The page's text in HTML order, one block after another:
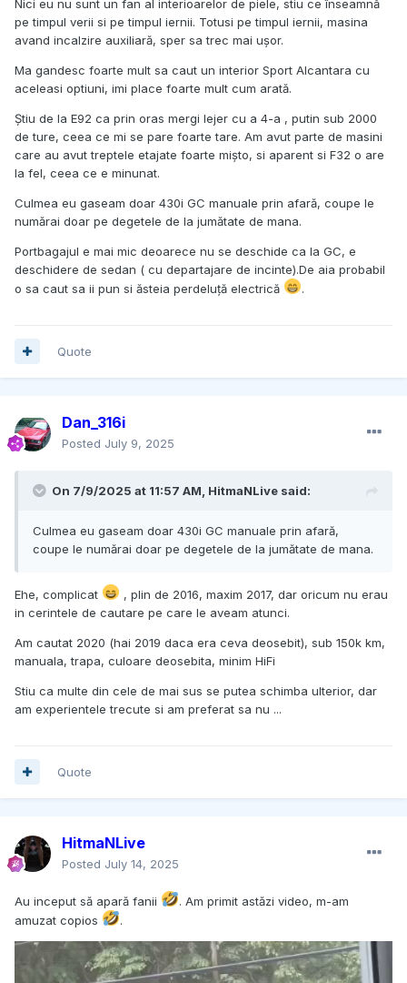
Nici eu nu sunt un fan al interioarelor de piele, stiu ce înseamnă
pe timpul verii si pe timpul iernii. Totusi pe timpul iernii, masina
avand incalzire auxiliară, sper sa trec mai ușor.
Ma gandesc foarte mult sa caut un interior Sport Alcantara cu
aceleasi optiuni, imi place foarte mult cum arată.
Știu de la E92 ca prin oras mergi lejer cu a 4-a , putin sub 2000
de ture, ceea ce mi se pare foarte tare. Am avut parte de masini
care au avut treptele etajate foarte mișto, si aparent si F32 o are
la fel, ceea ce e minunat.
Culmea eu gaseam doar 430i GC manuale prin afară, coupe le
numărai doar pe degetele de la jumătate de mana.
Portbagajul e mai mic deoarece nu se deschide ca la GC, e
deschidere de sedan ( cu departajare de incinte).De aia probabil
o sa caut sa ii pun si ăsteia perdeluță electrică
.
Quote
Dan_316i
Posted July 9, 2025
On 7/9/2025 at 11:57 AM, HitmaNLive said:
Culmea eu gaseam doar 430i GC manuale prin afară,
coupe le numărai doar pe degetele de la jumătate de mana.
Ehe, complicat
, plin de 2016, maxim 2017, dar oricum nu erau
in cerintele de cautare pe care le aveam atunci.
Am cautat 2020 (hai 2019 daca era ceva deosebit), sub 150k km,
manuala, trapa, culoare deosebita, minim HiFi
Stiu ca multe din cele de mai sus se putea schimba ulterior, dar
am experientele trecute si am preferat sa nu ...
Quote
HitmaNLive
Posted July 14, 2025
Au inceput să apară fanii
. Am primit astăzi video, m-am
amuzat copios
.